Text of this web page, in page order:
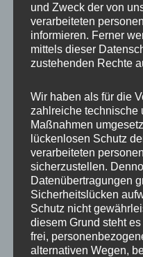
Ähnliche
CONCAVER CVR1
19×8,5 ET45 5×108
Carbon Graphite
und Zweck der von
verarbeiteten
informieren. Ferner
mittels dieser
zustehenden Rechte
Wir haben als für die
zahlreiche technische
Maßnahmen
lückenlosen Schutz
verarbeiteten
sicherzustellen.
Datenübertragungen
Sicherheitslücken
Schutz nicht
diesem Grund steht
frei,
alternativen Wegen,